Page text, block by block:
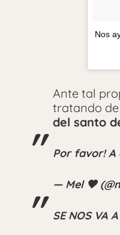
Nos
Ante tal
tratando
del santo
Por favor! A
— Mel 🖤
SE NOS VA